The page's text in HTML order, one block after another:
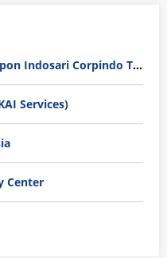
Lowongan Kerja PT Nippon Indosari Corpindo Tbk. Bulan Agustus 2026
Services)
Center